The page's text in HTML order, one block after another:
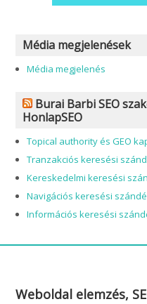
Média megjelenések
Média megjelenés
Burai Barbi SEO
HonlapSEO
Topical authority és GEO
Kereskedelmi keresési